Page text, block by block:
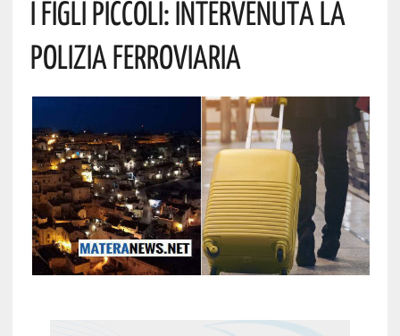
I Figli Piccoli: Intervenuta La
Polizia Ferroviaria